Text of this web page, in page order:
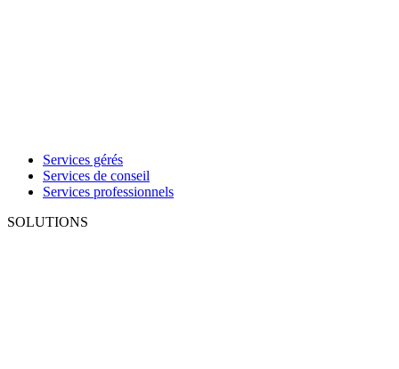
Services gérés
Services de conseil
Services professionnels
SOLUTIONS